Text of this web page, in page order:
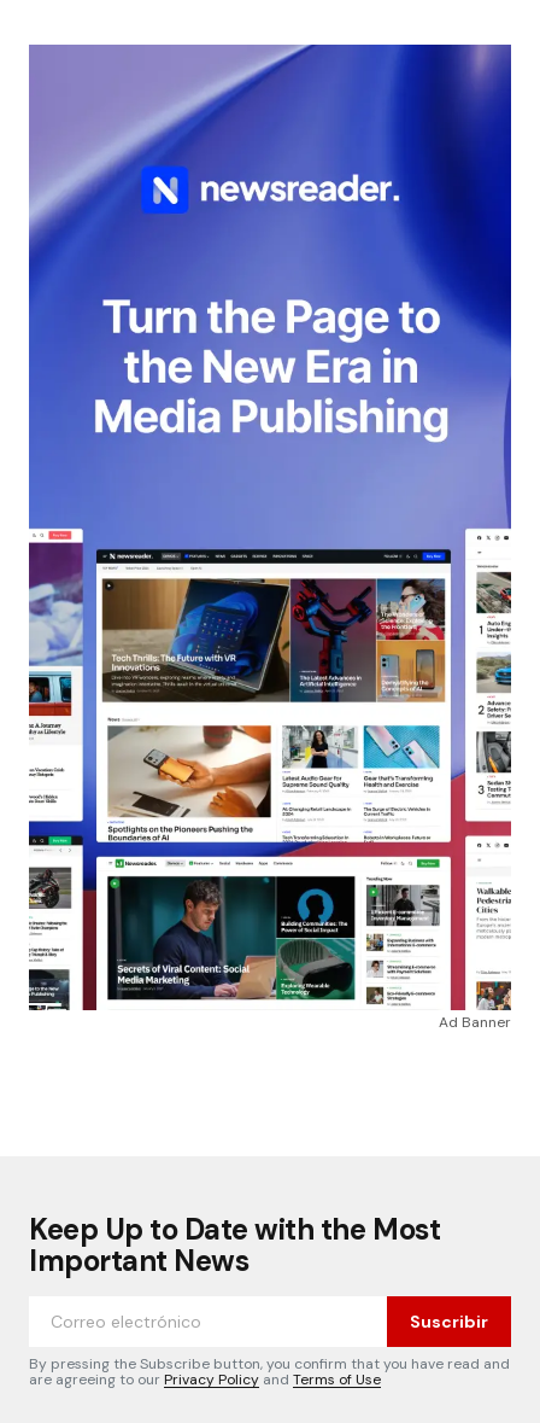
Ad Banner
Keep Up to Date with the Most
Important News
Suscribir
By pressing the Subscribe button, you confirm that you have read and
are agreeing to ourPrivacy Policy and Terms of Use